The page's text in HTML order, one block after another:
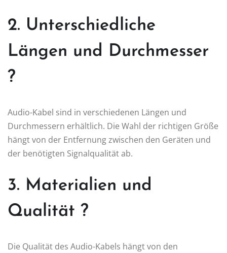
2. Unterschiedliche
Längen und Durchmesser
?
Audio-Kabel sind in verschiedenen Längen und
Durchmessern erhältlich. Die Wahl der richtigen Größe
hängt von der Entfernung zwischen den Geräten und
der benötigten Signalqualität ab.
3. Materialien und
Qualität ?
Die Qualität des Audio-Kabels hängt von den